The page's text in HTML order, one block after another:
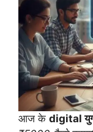
आज के digital